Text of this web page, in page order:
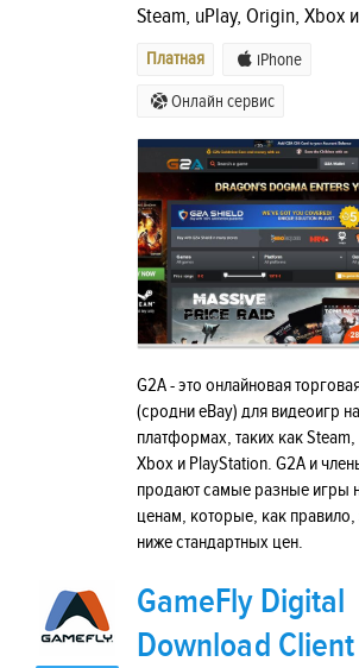
Steam, uPlay, Origin, Xbox
Платная iPhone
Онлайн сервис
G2A - это онлайновая
(сродни eBay) для видеоигр
платформах, таких как
Xbox и PlayStation. G2A и
продают самые разные игры
ценам, которые, как правило,
ниже стандартных цен.
GameFly Digital
Download Client